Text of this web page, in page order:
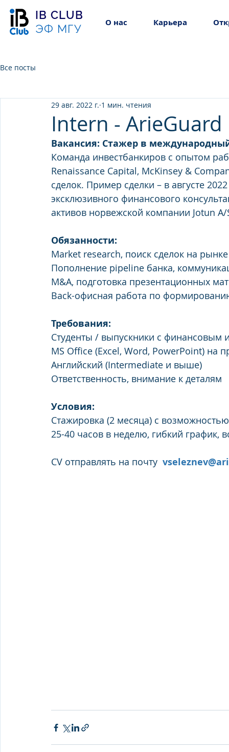
IB CLUB
ЭФ МГУ
О нас Карьера
Все посты
Intern - ArieGuard
29 авг. 2022 г. 1 мин. чтения
Вакансия: Стажер в
Команда инвестбанкиров с опытом
Renaissance Capital, McKinsey &
сделок. Пример сделки – в августе
эксклюзивного финансового
активов норвежской компании Jotun A/
Обязанности:
Market research, поиск сделок на
Пополнение pipeline банка,
M&A, подготовка презентационных
Back-офисная работа по
Требования:
Студенты / выпускники с финансовым
MS Office (Excel, Word, PowerPoint) на
Английский (Intermediate и выше)
Ответственность, внимание к деталям
Условия:
Стажировка (2 месяца) с
25-40 часов в неделю, гибкий график,
CV отправлять на почту